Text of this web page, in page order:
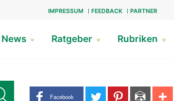
IMPRESSUM FEEDBACK PARTNER
News Ratgeber Rubriken
Share buttons
Facebook